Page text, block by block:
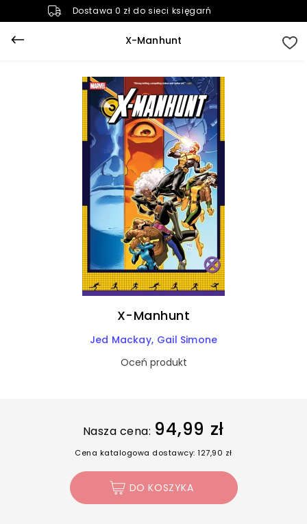
Dostawa 0 zł do sieci księgarń
X-Manhunt
X-Manhunt
Jed Mackay Gail Simone
Oceń produkt
Nasza cena: 94,99 zł
Cena katalogowa dostawcy: 127,90 zł
DO KOSZYKA